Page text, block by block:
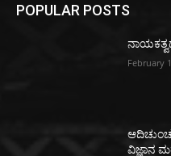
POPULAR POSTS
February
ವಿಜ್ಞಾನ